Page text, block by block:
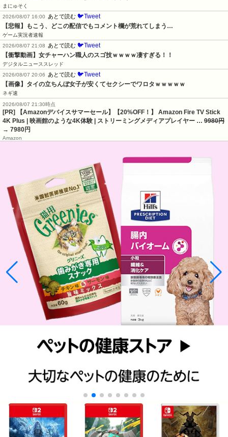
まにゅそく
2026/08/07 16:00
あとで読む 🐦Tweet
【悲報】もこう、どこの配信でもコメント欄が荒れてしまう…
ゲーム実況者速報
2026/08/07 21:08
あとで読む 🐦Tweet
【衝撃動画】女チャーハン職人のスゴ技ｗｗｗｗ凄すぎる！！
デジタルニューススレッド
2026/08/07 20:06
あとで読む 🐦Tweet
【画像】タイの立ちんぼ女子が安くてセクシーでワロタｗｗｗｗｗ
ネギ速
2026/08/07 21:30時点
[PR] 【Amazonデバイスサマーセール】【20%OFF！】 Amazon Fire TV Stick
4K Plus | 映画館のような4K体験 | ストリーミングメディアプレイヤー … 9980円
→ 7980円
Amazon